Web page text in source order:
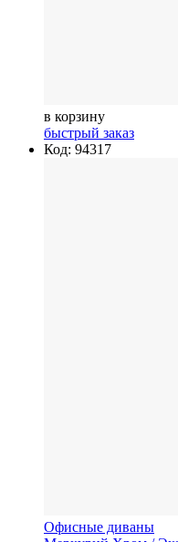
в корзину
быстрый заказ
Код: 94317
Офисные диваны